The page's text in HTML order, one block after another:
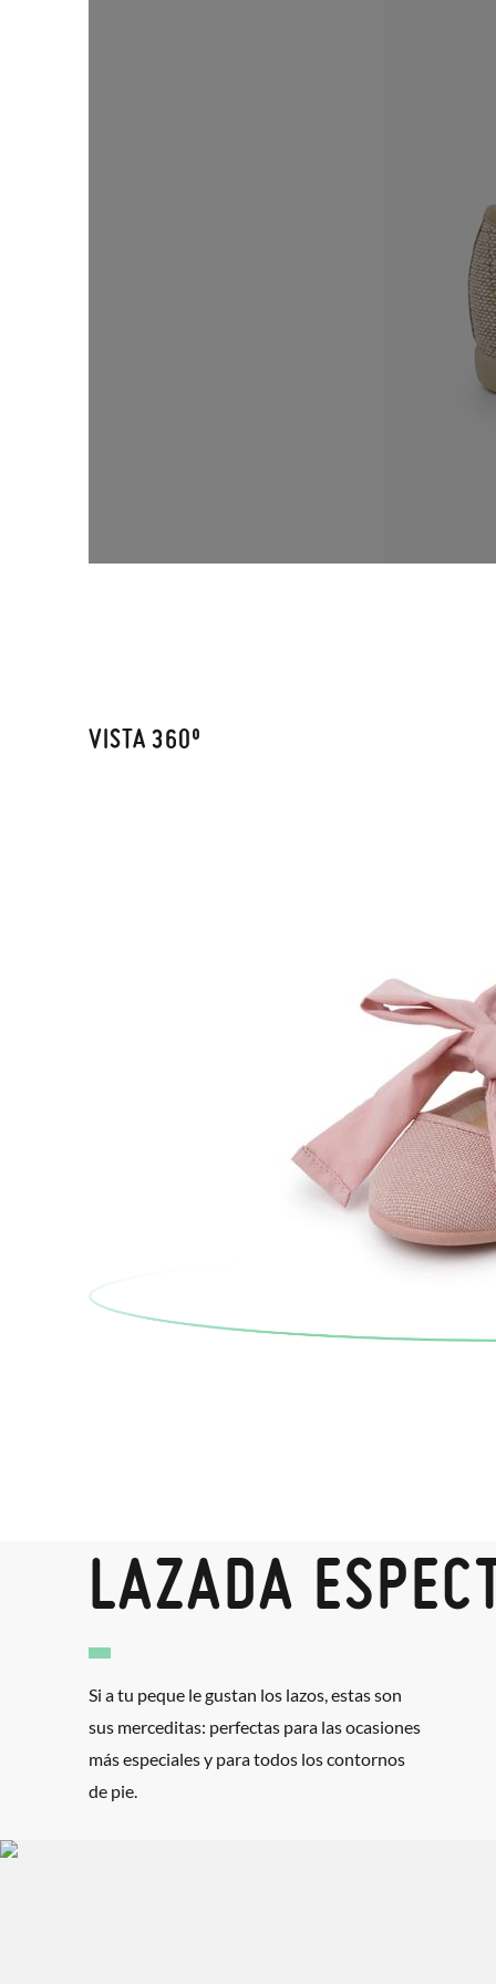
VISTA 360º
LAZADA
Si a tu peque le gustan los lazos, estas son
sus merceditas: perfectas para las ocasiones
más especiales y para todos los contornos
de pie.